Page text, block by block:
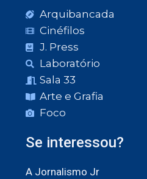
Arquibancada
Cinéfilos
J. Press
Laboratório
Sala 33
Arte e Grafia
Foco
Se interessou?
A Jornalismo Jr